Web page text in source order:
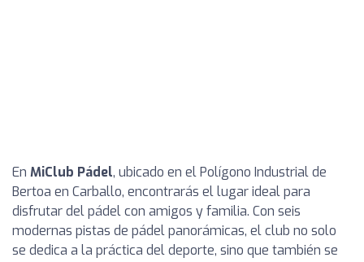
En MiClub Pádel, ubicado en el Polígono Industrial de
Bertoa en Carballo, encontrarás el lugar ideal para
disfrutar del pádel con amigos y familia. Con seis
modernas pistas de pádel panorámicas, el club no solo
se dedica a la práctica del deporte, sino que también se